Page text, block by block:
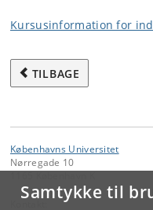
Samtykke til
Kursusinformation for
TILBAGE
Københavns Universitet
Nørregade 10